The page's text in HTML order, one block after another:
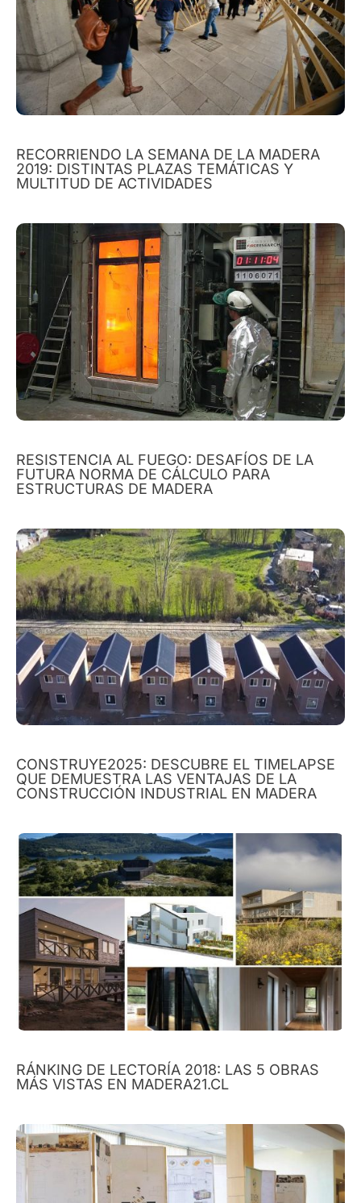
RECORRIENDO LA SEMANA DE LA MADERA
2019: DISTINTAS PLAZAS TEMÁTICAS Y
MULTITUD DE ACTIVIDADES
RESISTENCIA AL FUEGO: DESAFÍOS DE LA
FUTURA NORMA DE CÁLCULO PARA
ESTRUCTURAS DE MADERA
CONSTRUYE2025: DESCUBRE EL TIMELAPSE
QUE DEMUESTRA LAS VENTAJAS DE LA
CONSTRUCCIÓN INDUSTRIAL EN MADERA
RÁNKING DE LECTORÍA 2018: LAS 5 OBRAS
MÁS VISTAS EN MADERA21.CL